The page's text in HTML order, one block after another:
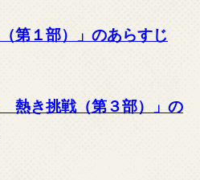
第１部）」のあらすじ
熱き挑戦（第３部）」の